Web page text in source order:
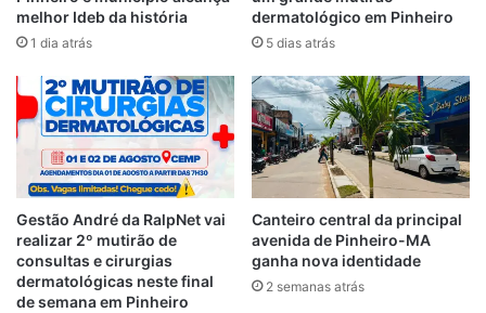
acontecem uma vez por mês. A iniciativa
conta com a participação de voluntários e
entidades.
melhor Ideb da história
1 dia atrás
dermatológico em Pinheiro
5 dias atrás
Gestão André da RalpNet vai
realizar 2º mutirão de
consultas e cirurgias
dermatológicas neste final
de semana em Pinheiro
Canteiro central da principal
avenida de Pinheiro-MA
ganha nova identidade
2 semanas atrás